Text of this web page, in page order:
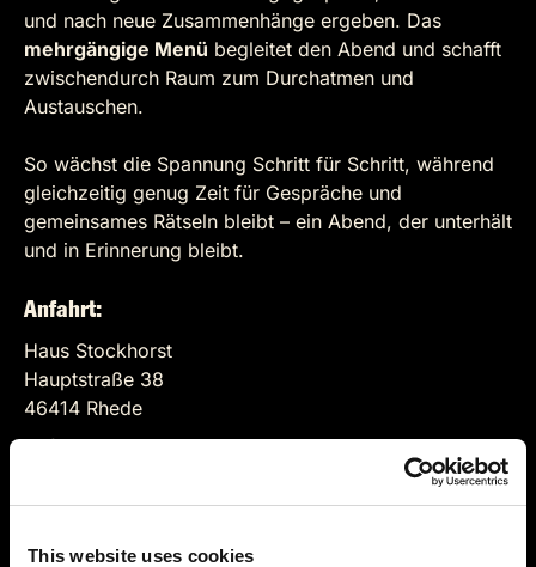
This website uses cookies
und nach neue Zusammenhänge ergeben. Das
mehrgängige Menü begleitet den Abend und schafft
zwischendurch Raum zum Durchatmen und
Austauschen.
So wächst die Spannung Schritt für Schritt, während
gleichzeitig genug Zeit für Gespräche und
gemeinsames Rätseln bleibt – ein Abend, der unterhält
und in Erinnerung bleibt.
Anfahrt:
Haus Stockhorst
Hauptstraße 38
46414 Rhede
Auf der Karte anzeigen
https://www.haus-stockhorst.de/